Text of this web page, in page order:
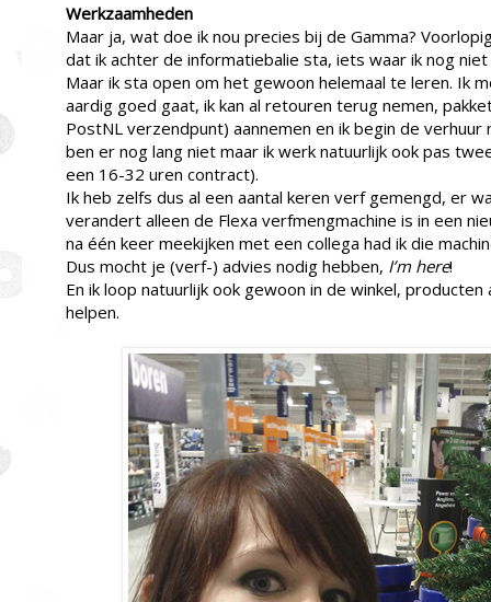
Werkzaamheden
Maar ja, wat doe ik nou precies bij de Gamma?
dat ik achter de informatiebalie sta, iets waar ik nog
Maar ik sta open om het gewoon helemaal te leren. Ik
aardig goed gaat, ik kan al retouren terug nemen,
PostNL verzendpunt) aannemen en ik begin de verhuur
ben er nog lang niet maar ik werk natuurlijk ook pas
een 16-32 uren contract).
Ik heb zelfs dus al een aantal keren verf gemengd, er
verandert alleen de Flexa verfmengmachine is in een
na één keer meekijken met een collega had ik die
Dus mocht je (verf-) advies nodig hebben, I’m here!
En ik loop natuurlijk ook gewoon in de winkel, producten
helpen.